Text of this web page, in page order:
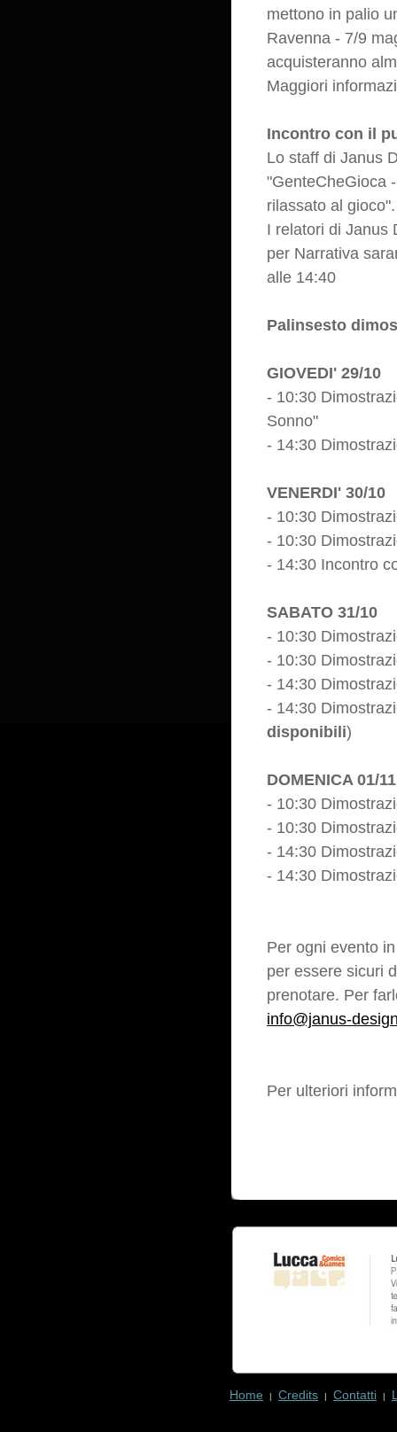
mettono in palio
Ravenna - 7/9
acquisteranno
Maggiori
Incontro con il
Lo staff di Janus
"GenteCheGioca
rilassato al gioco".
I relatori di Janus
per Narrativa
alle 14:40
Palinsesto
GIOVEDI' 29/10
- 10:30
Sonno"
- 14:30
VENERDI' 30/10
- 10:30
- 10:30
- 14:30 Incontro
SABATO 31/10
- 10:30
- 10:30
- 14:30
- 14:30
disponibili)
DOMENICA 01/11
- 10:30
- 10:30
- 14:30
- 14:30
Per ogni evento
per essere sicuri
prenotare. Per
info@janus-
Per ulteriori
Home | Credits | Contatti |